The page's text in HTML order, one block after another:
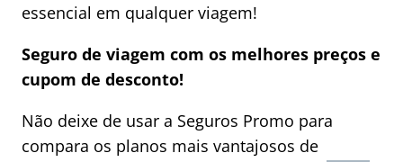
essencial em qualquer viagem!
Seguro de viagem com os melhores preços e
cupom de desconto!
Não deixe de usar a Seguros Promo para
compara os planos mais vantajosos de